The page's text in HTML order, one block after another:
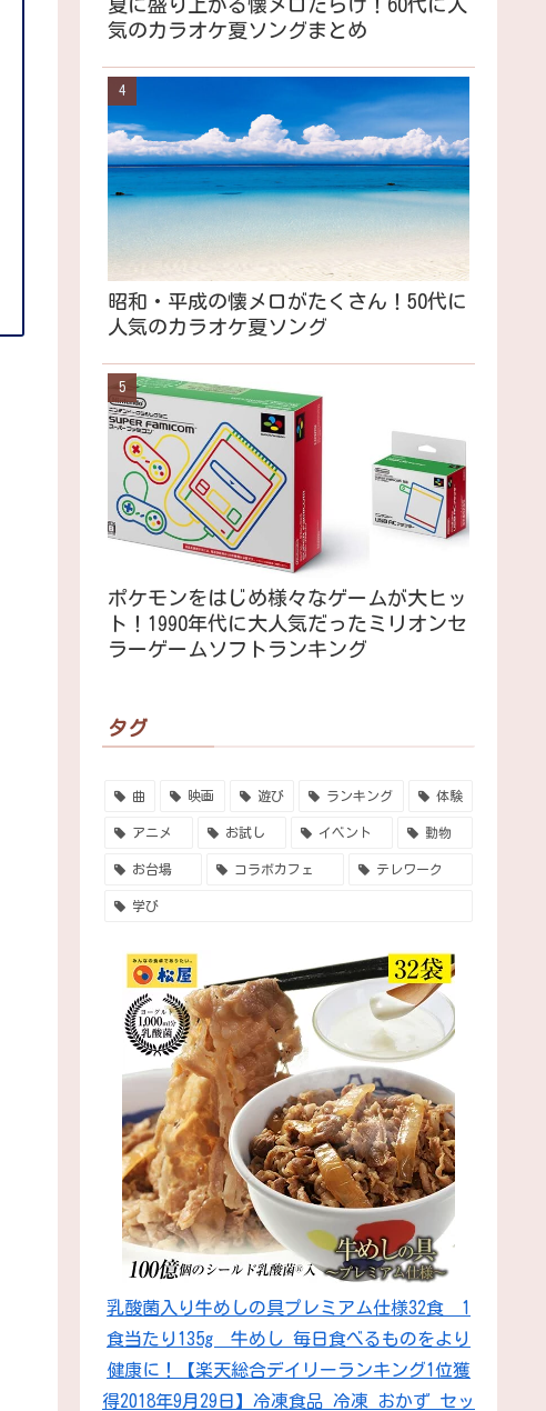
夏に盛り上がる懐メロだらけ！60代に人
気のカラオケ夏ソングまとめ
昭和・平成の懐メロがたくさん！50代に
人気のカラオケ夏ソング
ポケモンをはじめ様々なゲームが大ヒッ
ト！1990年代に大人気だったミリオンセ
ラーゲームソフトランキング
タグ
曲 映画 遊び ランキング 体験
アニメ お試し イベント 動物
お台場 コラボカフェ テレワーク
学び
乳酸菌入り牛めしの具プレミアム仕様32食 1
食当たり135g 牛めし 毎日食べるものをより
健康に！【楽天総合デイリーランキング1位獲
得2018年9月29日】冷凍食品 冷凍 おかず セッ